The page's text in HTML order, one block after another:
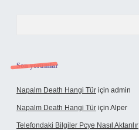
Son yorumlar
Napalm Death Hangi Tür için admin
Napalm Death Hangi Tür için Alper
Telefondaki Bilgiler Pcye Nasıl Aktarılır